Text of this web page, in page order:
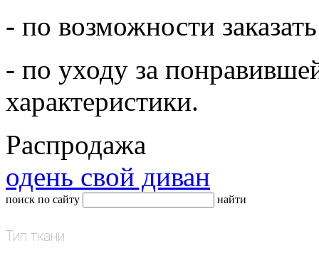
- по возможности
- по уходу за
характеристики.
Распродажа
одень свой диван
поиск по сайту найти
Тип ткани